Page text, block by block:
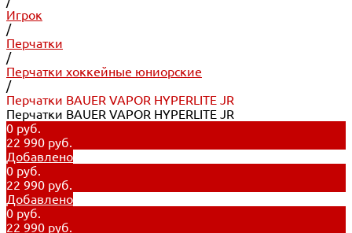
Игрок
/
Перчатки
/
Перчатки хоккейные юниорские
/
Перчатки BAUER VAPOR HYPERLITE JR
Перчатки BAUER VAPOR HYPERLITE JR
0 руб.
22 990 руб.
Добавлено
0 руб.
22 990 руб.
Добавлено
0 руб.
22 990 руб.